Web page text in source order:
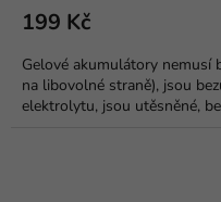
199 Kč
Gelové akumulátory nemusí
na libovolné straně), jsou
elektrolytu, jsou utěsněné,